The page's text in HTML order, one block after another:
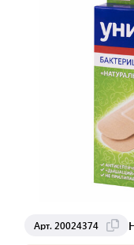
Арт. 20024374